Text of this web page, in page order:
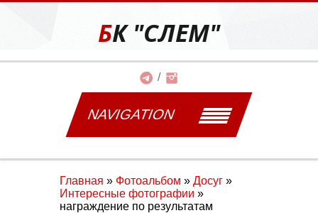
БК "СЛЕМ"
NAVIGATION
Главная » Фотоальбом » Досуг »
Интересные фотографии »
награждение по результатам